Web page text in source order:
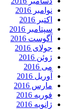
نوامبر 2016
اکتبر 2016
سپتامبر 2016
آگوست 2016
جولای 2016
ژوئن 2016
می 2016
آوریل 2016
مارس 2016
فوریه 2016
ژانویه 2016